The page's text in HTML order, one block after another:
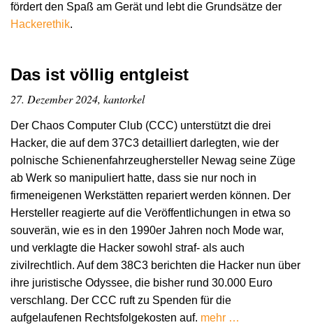
fördert den Spaß am Gerät und lebt die Grundsätze der
Hacker­ethik.
Das ist völlig entgleist
27. Dezember 2024, kantorkel
Der Chaos Computer Club (CCC) unterstützt die drei
Hacker, die auf dem 37C3 detailliert darlegten, wie der
polnische Schienenfahrzeughersteller Newag seine Züge
ab Werk so manipuliert hatte, dass sie nur noch in
firmeneigenen Werkstätten repariert werden können. Der
Hersteller reagierte auf die Veröffentlichungen in etwa so
souverän, wie es in den 1990er Jahren noch Mode war,
und verklagte die Hacker sowohl straf- als auch
zivilrechtlich. Auf dem 38C3 berichten die Hacker nun über
ihre juristische Odyssee, die bisher rund 30.000 Euro
verschlang. Der CCC ruft zu Spenden für die
aufgelaufenen Rechtsfolgekosten auf. mehr …